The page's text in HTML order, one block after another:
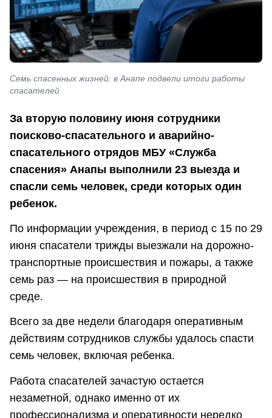
Семь спасенных жизней: в Анапе подвели итоги работы
спасателей
За вторую половину июня сотрудники
поисково-спасательного и аварийно-
спасательного отрядов МБУ «Служба
спасения» Анапы выполнили 23 выезда и
спасли семь человек, среди которых один
ребенок.
По информации учреждения, в период с 15 по 29
июня спасатели трижды выезжали на дорожно-
транспортные происшествия и пожары, а также
семь раз — на происшествия в природной
среде.
Всего за две недели благодаря оперативным
действиям сотрудников службы удалось спасти
семь человек, включая ребенка.
Работа спасателей зачастую остается
незаметной, однако именно от их
профессионализма и оперативности нередко